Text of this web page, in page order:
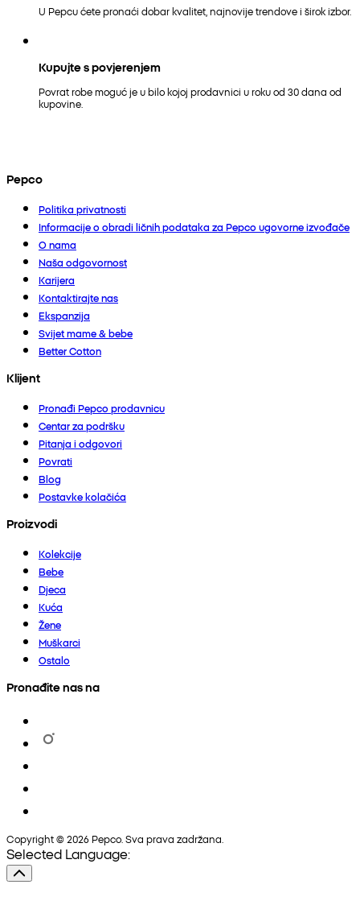
U Pepcu ćete pronaći dobar kvalitet, najnovije trendove i širok izbor.
Kupujte s povjerenjem
Povrat robe moguć je u bilo kojoj prodavnici u roku od 30 dana od
kupovine.
Pepco
Politika privatnosti
Informacije o obradi ličnih podataka za Pepco ugovorne izvođače
O nama
Naša odgovornost
Karijera
Kontaktirajte nas
Ekspanzija
Svijet mame & bebe
Better Cotton
Klijent
Pronađi Pepco prodavnicu
Centar za podršku
Pitanja i odgovori
Povrati
Blog
Postavke kolačića
Proizvodi
Kolekcije
Bebe
Djeca
Kuća
Žene
Muškarci
Ostalo
Pronađite nas na
Copyright © 2026 Pepco. Sva prava zadržana.
Selected Language: